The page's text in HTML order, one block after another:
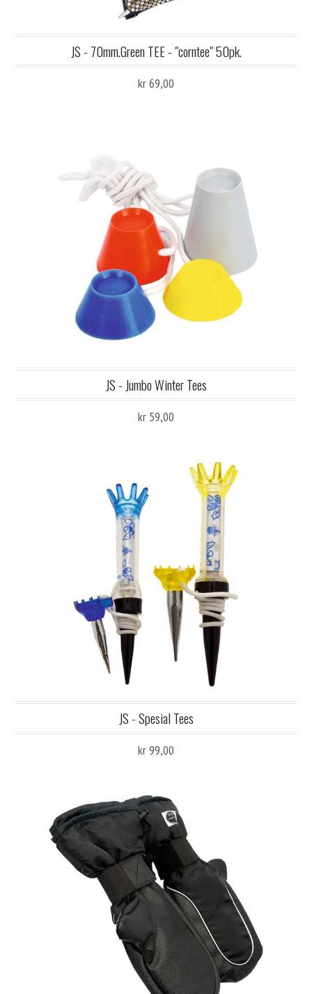
JS - 70mm.Green TEE - "corntee" 50pk.
kr 69,00
JS - Jumbo Winter Tees
kr 59,00
JS - Spesial Tees
kr 99,00